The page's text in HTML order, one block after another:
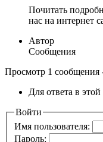
Почитать
нас на интернет
Автор
Сообщения
Просмотр 1 сообщения
Для ответа в
Войти
Имя пользователя:
Пароль: